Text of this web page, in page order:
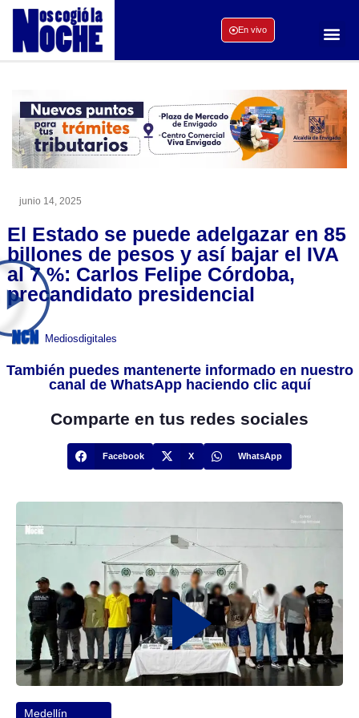
En vivo
junio 14, 2025
El Estado se puede adelgazar en 85
billones de pesos y así bajar el IVA
al 7 %: Carlos Felipe Córdoba,
precandidato presidencial
Mediosdigitales
También puedes mantenerte informado en nuestro
canal de WhatsApp haciendo clic aquí
Comparte en tus redes sociales
Facebook X WhatsApp
Medellín